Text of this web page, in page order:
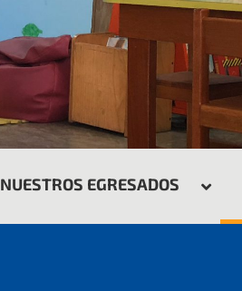
NUESTROS EGRESADOS